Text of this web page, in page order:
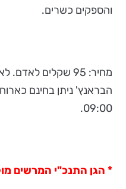
והספקים כשרים.
מחיר: 95 שקלים
09:00.
* הגן התנכ"י המרשים